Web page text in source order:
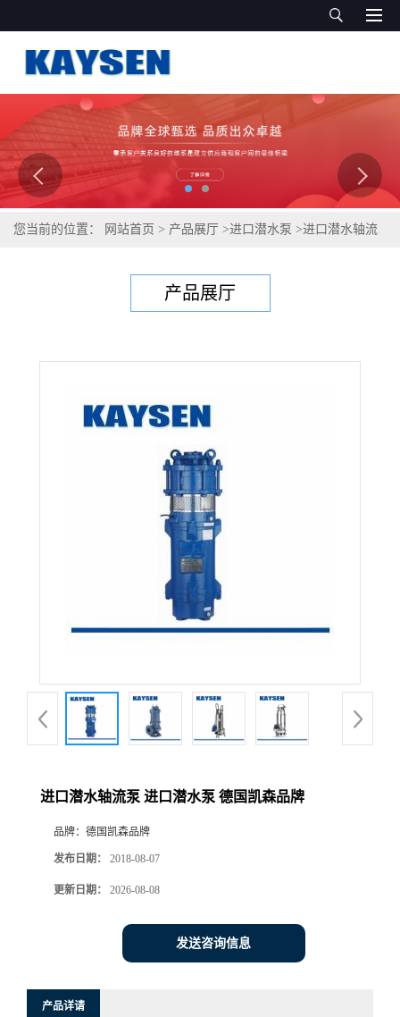
您当前的位置： 网站首页 > 产品展厅 >进口潜水泵 >进口潜水轴流
产品展厅
进口潜水轴流泵 进口潜水泵 德国凯森品牌
品牌： 德国凯森品牌
发布日期： 2018-08-07
更新日期： 2026-08-08
发送咨询信息
产品详请